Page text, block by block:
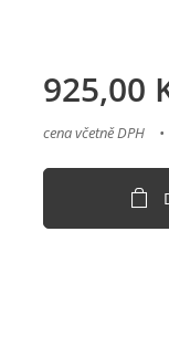
925,00
cena včetně DPH